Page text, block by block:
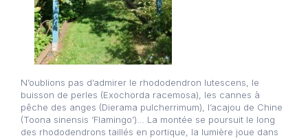
N’oublions pas d’admirer le rhododendron lutescens, le
buisson de perles (Exochorda racemosa), les cannes à
pêche des anges (Dierama pulcherrimum), l’acajou de Chine
(Toona sinensis ‘Flamingo’)… La montée se poursuit le long
des rhododendrons taillés en portique, la lumière joue dans